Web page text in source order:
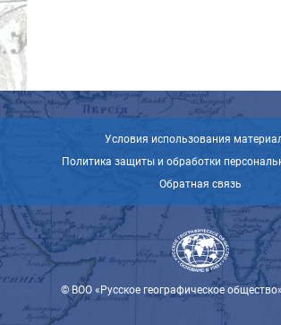
Условия использования
Политика защиты и обработки
Обратная связь
© ВОО «Русское географическое